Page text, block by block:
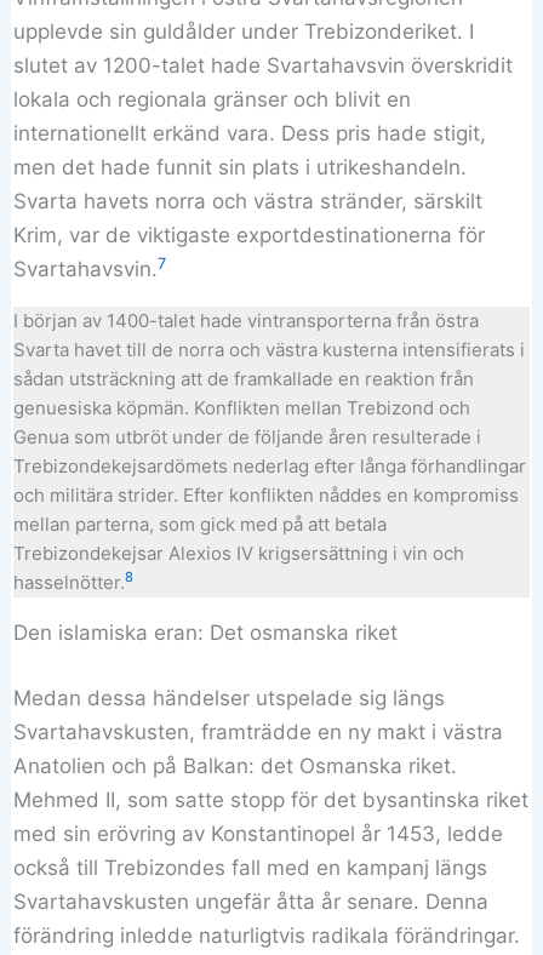
upplevde sin guldålder under Trebizonderiket. I
slutet av 1200-talet hade Svartahavsvin överskridit
lokala och regionala gränser och blivit en
internationellt erkänd vara. Dess pris hade stigit,
men det hade funnit sin plats i utrikeshandeln.
Svarta havets norra och västra stränder, särskilt
Krim, var de viktigaste exportdestinationerna för
Svartahavsvin.7
I början av 1400-talet hade vintransporterna från östra
Svarta havet till de norra och västra kusterna intensifierats i
sådan utsträckning att de framkallade en reaktion från
genuesiska köpmän. Konflikten mellan Trebizond och
Genua som utbröt under de följande åren resulterade i
Trebizondekejsardömets nederlag efter långa förhandlingar
och militära strider. Efter konflikten nåddes en kompromiss
mellan parterna, som gick med på att betala
Trebizondekejsar Alexios IV krigsersättning i vin och
hasselnötter.8
Den islamiska eran: Det osmanska riket
Medan dessa händelser utspelade sig längs
Svartahavskusten, framträdde en ny makt i västra
Anatolien och på Balkan: det Osmanska riket.
Mehmed II, som satte stopp för det bysantinska riket
med sin erövring av Konstantinopel år 1453, ledde
också till Trebizondes fall med en kampanj längs
Svartahavskusten ungefär åtta år senare. Denna
förändring inledde naturligtvis radikala förändringar.